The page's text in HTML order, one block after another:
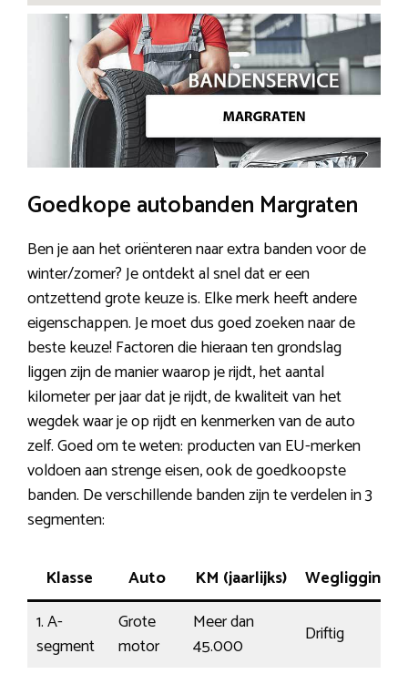
Goedkope autobanden Margraten
Ben je aan het oriënteren naar extra banden voor de
winter/zomer? Je ontdekt al snel dat er een
ontzettend grote keuze is. Elke merk heeft andere
eigenschappen. Je moet dus goed zoeken naar de
beste keuze! Factoren die hieraan ten grondslag
liggen zijn de manier waarop je rijdt, het aantal
kilometer per jaar dat je rijdt, de kwaliteit van het
wegdek waar je op rijdt en kenmerken van de auto
zelf. Goed om te weten: producten van EU-merken
voldoen aan strenge eisen, ook de goedkoopste
banden. De verschillende banden zijn te verdelen in 3
segmenten:
Klasse Auto KM (jaarlijks)
Wegligging
1. A-
segment
Grote
motor
Meer dan
45.000
Driftig